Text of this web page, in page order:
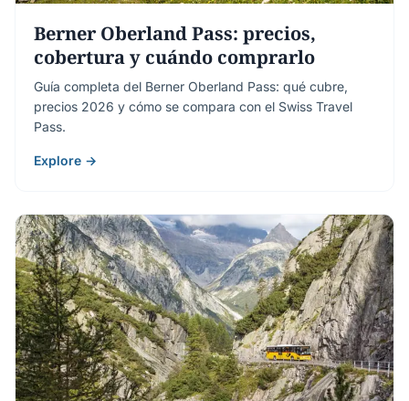
Berner Oberland Pass: precios,
cobertura y cuándo comprarlo
Guía completa del Berner Oberland Pass: qué cubre,
precios 2026 y cómo se compara con el Swiss Travel
Pass.
Explore →